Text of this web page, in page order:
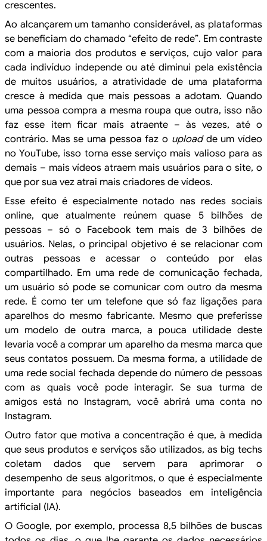
crescentes.
Ao alcançarem um tamanho considerável, as plataformas
se beneficiam do chamado “efeito de rede”. Em contraste
com a maioria dos produtos e serviços, cujo valor para
cada indivíduo independe ou até diminui pela existência
de muitos usuários, a atratividade de uma plataforma
cresce à medida que mais pessoas a adotam. Quando
uma pessoa compra a mesma roupa que outra, isso não
faz esse itemficar mais atraente – às vezes, até o
contrário. Mas se uma pessoa faz o uploadde um vídeo
no YouTube, isso torna esse serviço mais valioso para as
demais – mais vídeos atraem mais usuários para o site, o
que por sua vez atrai mais criadores de vídeos.
Esse efeito é especialmente notado nas redes sociais
online, que atualmente reúnem quase 5 bilhões de
pessoas – só o Facebook tem mais de 3 bilhões de
usuários. Nelas, o principal objetivo é se relacionar com
outras pessoas e acessar o conteúdo por elas
compartilhado. Em uma rede de comunicação fechada,
um usuário só pode se comunicar com outro da mesma
rede. É como ter um telefone que só faz ligações para
aparelhos do mesmo fabricante. Mesmo que preferisse
um modelo de outra marca, a pouca utilidade deste
levaria você a comprar um aparelho da mesma marca que
seus contatos possuem. Da mesma forma, a utilidadede
uma rede social fechada depende do número de pessoas
com as quais você podeinteragir. Se sua turma de
amigos está no Instagram, você abrirá uma conta no
Instagram.
Outro fator que motiva a concentração é que, à medida
que seus produtos e serviços são utilizados, as big techs
coletam dados que servem para aprimorar o
desempenho de seus algoritmos, o que é especialmente
importante para negóciosbaseados em inteligência
artificial (IA).
O Google, por exemplo, processa 8,5 bilhões de buscas